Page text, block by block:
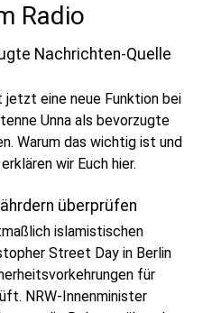
Radio
Nachrichten-Quelle
jetzt eine neue Funktion bei
Unna als bevorzugte
Warum das wichtig ist und
wir Euch hier.
play_circleAudio anhören
überprüfen
islamistischen
Street Day in Berlin
für
NRW-Innenminister